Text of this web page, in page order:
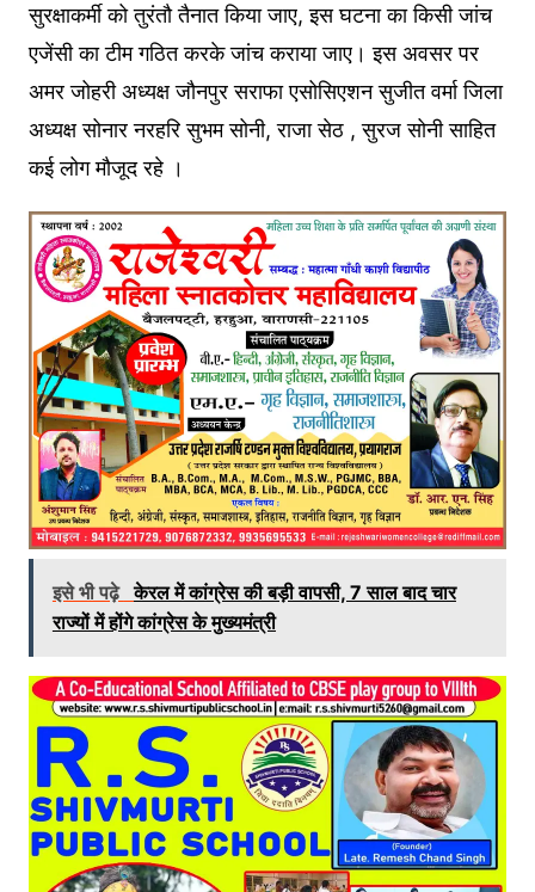
सुरक्षाकर्मी को तुरंतौ तैनात किया जाए, इस घटना का किसी जांच
एजेंसी का टीम गठित करके जांच कराया जाए। इस अवसर पर
अमर जोहरी अध्यक्ष जौनपुर सराफा एसोसिएशन सुजीत वर्मा जिला
अध्यक्ष सोनार नरहरि सुभम सोनी, राजा सेठ , सुरज सोनी साहित
कई लोग मौजूद रहे ।
इसे भी पढ़े केरल में कांग्रेस की बड़ी वापसी, 7 साल बाद चार
राज्यों में होंगे कांग्रेस के मुख्यमंत्री